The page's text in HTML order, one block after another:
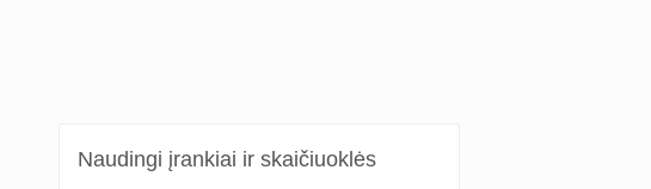
Naudingi įrankiai ir skaičiuoklės